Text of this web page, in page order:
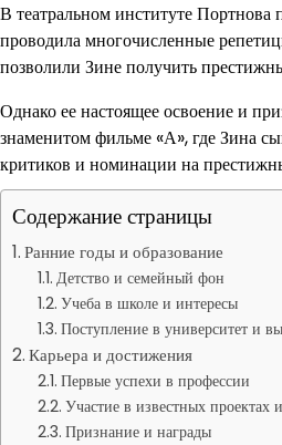
В театральном институте Портнова
проводила многочисленные
позволили Зине получить
Однако ее настоящее освоение и
знаменитом фильме «А», где Зина
критиков и номинации на
Содержание страницы
Ранние годы и образование
Детство и семейный фон
Учеба в школе и интересы
Поступление в университет и
Карьера и достижения
Первые успехи в профессии
Участие в известных проектах
Признание и награды